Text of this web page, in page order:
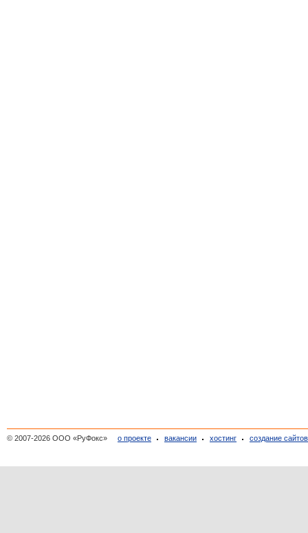
© 2007-2026 ООО «РуФокс» о проекте вакансии хостинг создание сайтов